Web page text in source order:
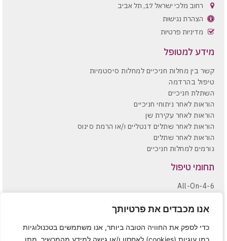
אנו מכבדים את פרטיותך
כדי לספק את החוויה הטובה ביותר, אנו משתמשים בטכנולוגיות
כמו עוגיות (cookies) לאחסון ו/או גישה למידע מהמכשיר. מתן
תחומי טיפול
All-On-4-6
הקצעות שורשים וניתוחי חניכיים
השתלות עצם
מידע למטופל
קשר בין מחלות חניכיים למחלות סיסטמיות
טיפול בהרדמה
השתלת חניכיים
הוראות לאחר ניתוחי חניכיים
הוראות לאחר עקירת שן
הוראות לאחר שתלים דנטליים ו/או הרמת סינוס
הוראות לאחר שתלים
גורמים למחלות חניכיים
רחוב מלכי ישראל 17, תל אביב
הצהרת נגישות
מדיניות פרטיות